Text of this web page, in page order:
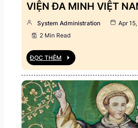
VIỆN ĐA MINH VIỆT
System Administration
Apr
2 Min Read
ĐỌC THÊM